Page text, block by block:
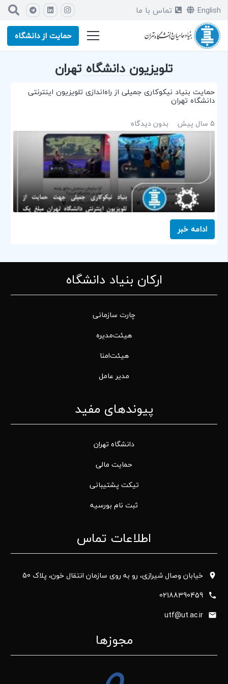
English
تماس با ما
حمایت از دانشگاه
تلویزیون دانشگاه تهران
حمایت بنیاد نیکوکاری جمیلی از راه‌اندازی تلویزیون اینترنتی
دانشگاه تهران
5 سال پیش
بدون دیدگاه
ادامه خبر
ارکان بنیاد دانشگاه
چارت سازمانی
هیئت‌مدیره
هیئت‌امنا
مدیر عامل
پیوندهای مفید
دانشگاه تهران
حمایت مالی
تیکت پشتیبانی
ثبت نام بورسیه
اطلاعات تماس
خیابان وصال شیرازی، رو به روی سازمان انتقال خون، پلاک 50
02188390459
utf@ut.ac.ir
مجوزها